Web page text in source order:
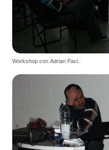
Workshop con Adrian Paci.